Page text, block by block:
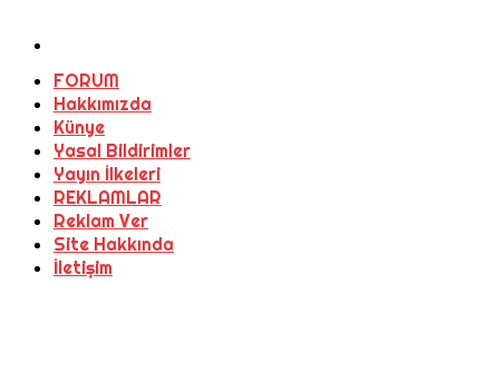
FORUM
Hakkımızda
Künye
Yasal Bildirimler
Yayın İlkeleri
REKLAMLAR
Reklam Ver
Site Hakkında
İletişim